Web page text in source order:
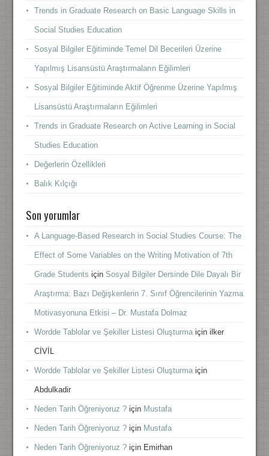
Trends in Graduate Research on Basic Language Skills in
Social Studies Education
Sosyal Bilgiler Eğitiminde Temel Dil Becerileri Üzerine
Yapılmış Lisansüstü Araştırmaların Eğilimleri
Sosyal Bilgiler Eğitiminde Aktif Öğrenme Üzerine Yapılmış
Lisansüstü Araştırmaların Eğilimleri
Trends in Graduate Research on Active Learning in Social
Studies Education
Değerlerin Özellikleri
Balık Kılçığı
Son yorumlar
A Language-Based Research in Social Studies Course: The
Effect of Some Variables on the Writing Motivation of 7th
Grade Students için Sosyal Bilgiler Dersinde Dile Dayalı Bir
Araştırma: Bazı Değişkenlerin 7. Sınıf Öğrencilerinin Yazma
Motivasyonuna Etkisi – Dr. Mustafa Dolmaz
Wordde Tablolar ve Şekiller Listesi Oluşturmaiçin ilker
CİVİL
Wordde Tablolar ve Şekiller Listesi Oluşturmaiçin
Abdulkadir
Neden Tarih Öğreniyoruz ?için Mustafa
Neden Tarih Öğreniyoruz ?için Mustafa
Neden Tarih Öğreniyoruz ?için Emirhan